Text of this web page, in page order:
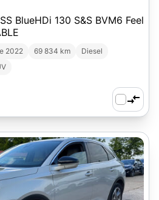
BlueHDi 130 S&S BVM6 Feel
2022 69 834 km
Diesel